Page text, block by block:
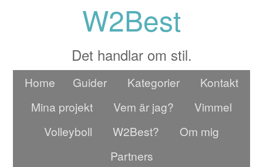
W2Best
Det handlar om stil.
Home Guider Kategorier
Kontakt
Mina projekt
Vem är jag?
Vimmel
Volleyboll
W2Best?
Om mig
Partners